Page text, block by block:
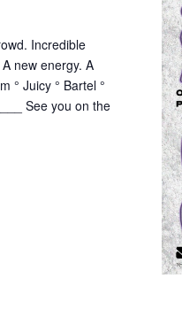
Incredible
new energy. A
° Juicy ° Bartel °
See you on the